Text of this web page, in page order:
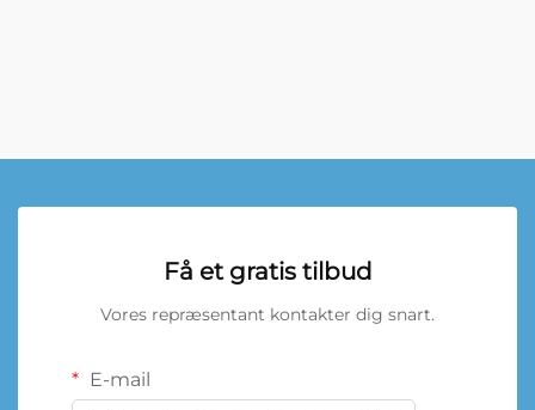
Få et gratis tilbud
Vores repræsentant kontakter dig snart.
E-mail